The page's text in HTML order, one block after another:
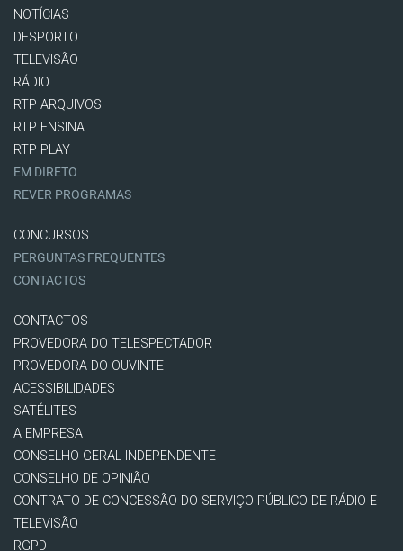
NOTÍCIAS
DESPORTO
TELEVISÃO
RÁDIO
RTP ARQUIVOS
RTP ENSINA
RTP PLAY
EM DIRETO
REVER PROGRAMAS
CONCURSOS
PERGUNTAS FREQUENTES
CONTACTOS
CONTACTOS
PROVEDORA DO TELESPECTADOR
PROVEDORA DO OUVINTE
ACESSIBILIDADES
SATÉLITES
A EMPRESA
CONSELHO GERAL INDEPENDENTE
CONSELHO DE OPINIÃO
CONTRATO DE CONCESSÃO DO SERVIÇO PÚBLICO DE RÁDIO E
TELEVISÃO
RGPD